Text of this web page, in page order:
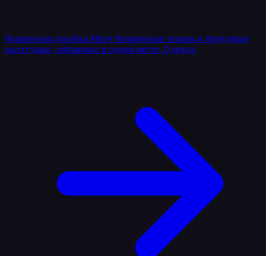
Фирменная линейка Мерч Фирменные товары и брендовые
аксессуары, собранные в одном месте. Одежда